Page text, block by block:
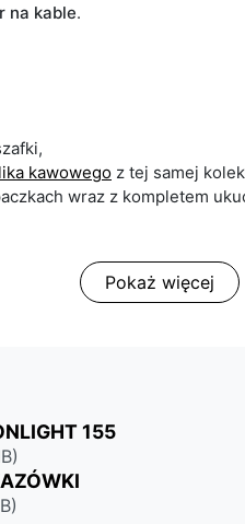
na kable.
kawowego z tej samej
wraz z kompletem
Pokaż więcej
155